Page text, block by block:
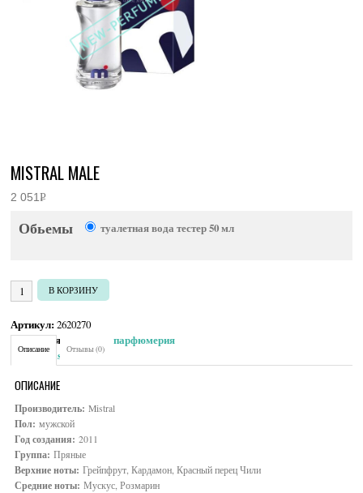
MISTRAL MALE
2 051Р
Обьемы туалетная вода тестер 50 мл
Количество товара Mistral Male
В КОРЗИНУ
Артикул:2620270
Категория:
Мужская парфюмерия
Brand:Mistral
Описание Отзывы (0)
ОПИСАНИЕ
Производитель: Mistral
Пол: мужской
Год создания: 2011
Группа: Пряные
Верхние ноты: Грейпфрут, Кардамон, Красный перец Чили
Средние ноты: Мускус, Розмарин